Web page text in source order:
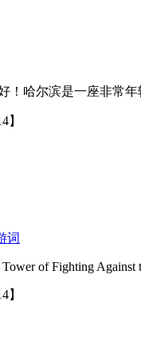
！哈尔滨是一座非常
】
词
of Fighting Against
】